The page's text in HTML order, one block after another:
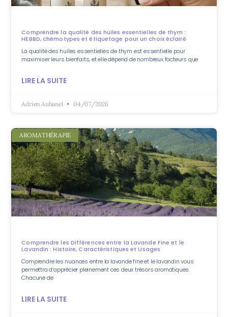
Comprendre la qualité des huiles essentielles de thym :
HEBBD, chémotypes et étiquetage pour un choix éclairé
La qualité des huiles essentielles de thym est essentielle pour
maximiser leurs bienfaits, et elle dépend de nombreux facteurs que
LIRE LA SUITE
Adrien Aubanel 04/07/2026
AROMATHÉRAPIE
Comprendre les Différences entre la Lavande Fine et le
Lavandin : Histoire, Caractéristiques et Usages
Comprendre les nuances entre la lavande fine et le lavandin vous
permettra d’apprécier pleinement ces deux trésors aromatiques.
Chacune de
LIRE LA SUITE